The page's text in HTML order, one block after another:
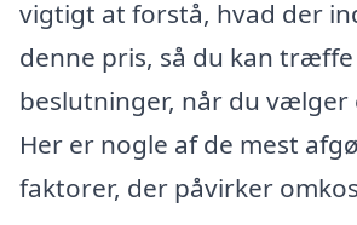
vigtigt at forstå, hvad der
denne pris, så du kan
beslutninger, når du vælger
Her er nogle af de mest
faktorer, der påvirker